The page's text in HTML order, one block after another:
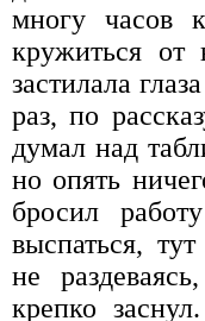
многу часов
кружиться от
застилала
раз, по
думал над
но опять
бросил
выспаться,
не
крепко